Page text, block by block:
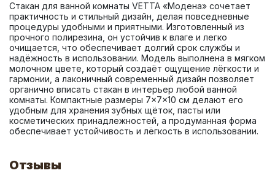
Стакан для ванной комнаты VETTA «Модена» сочетает
практичность и стильный дизайн, делая повседневные
процедуры удобными и приятными. Изготовленный из
прочного полирезина, он устойчив к влаге и легко
очищается, что обеспечивает долгий срок службы и
надёжность в использовании. Модель выполнена в мягком
молочном цвете, который создаёт ощущение лёгкости и
гармонии, а лаконичный современный дизайн позволяет
органично вписать стакан в интерьер любой ванной
комнаты. Компактные размеры 7×7×10 см делают его
удобным для хранения зубных щёток, пасты или
косметических принадлежностей, а продуманная форма
обеспечивает устойчивость и лёгкость в использовании.
Отзывы